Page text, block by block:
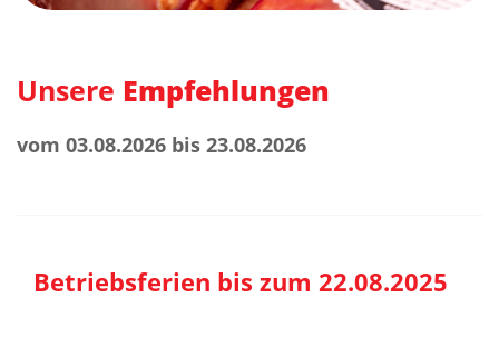
Unsere Empfehlungen
vom 03.08.2026 bis 23.08.2026
Betriebsferien bis zum 22.08.2025